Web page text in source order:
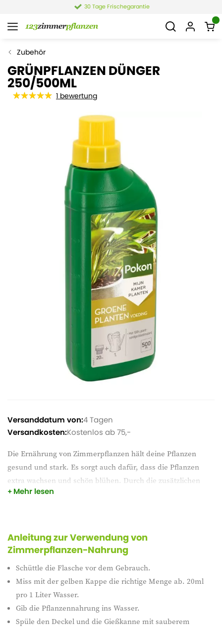
Zubehör
GRÜNPFLANZEN DÜNGER
250/500ML
1 bewertung
Die Ernährung von Zimmerpflanzen hält deine Pflanzen
gesund und stark. Es sorgt auch dafür, dass die Pflanzen
extra wachsen und schön blühen. Durch die zusätzlichen
Humusextrakte kann die Pflanze die Nährstoffe besser
Mehr lesen
Versanddatum von:4 Tagen
Versandkosten:Kostenlos ab 75,-
Anleitung zur Verwendung von
Zimmerpflanzen-Nahrung
Schüttle die Flasche vor dem Gebrauch.
Miss mit der gelben Kappe die richtige Menge ab. 20ml
pro 1 Liter Wasser.
Gib die Pflanzennahrung ins Wasser.
Spüle den Deckel und die Gießkanne mit sauberem